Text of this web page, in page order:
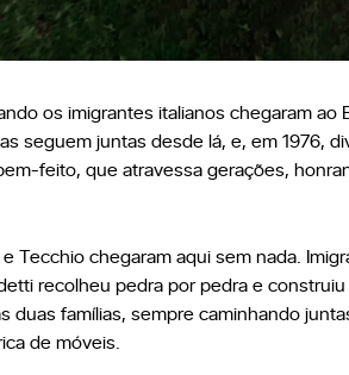
os imigrantes italianos chegaram
seguem juntas desde lá, e, em 1976,
feito, que atravessa gerações,
Tecchio chegaram aqui sem nada.
recolheu pedra por pedra e
duas famílias, sempre caminhando
de móveis.